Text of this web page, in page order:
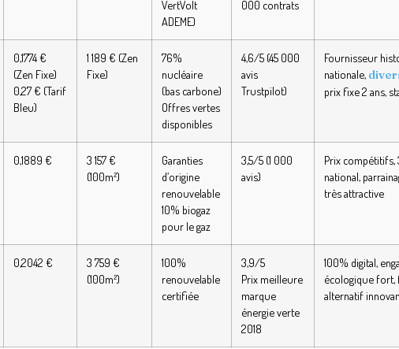
VertVolt
ADEME)
000 contrats
0,1774 €
(Zen Fixe)
0,27 € (Tarif
Bleu)
1 189 € (Zen
Fixe)
76%
nucléaire
(bas carbone)
Offres vertes
disponibles
4,6/5 (45 000
avis
Trustpilot)
Fournisseur
nationale,
prix fixe 2 ans,
0,1889 €
3 157 €
(100m²)
Garanties
d’origine
renouvelable
10% biogaz
pour le gaz
3,5/5 (1 000
avis)
Prix
national,
très attractive
0,2042 €
3 759 €
(100m²)
100%
renouvelable
certifiée
3,9/5
Prix meilleure
marque
énergie verte
2018
100% digital,
écologique
alternatif